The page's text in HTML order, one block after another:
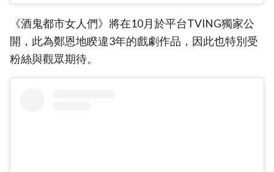
《酒鬼都市女人們》將在10月於平台TVING獨家公
開，此為鄭恩地睽違3年的戲劇作品，因此也特別受
粉絲與觀眾期待。